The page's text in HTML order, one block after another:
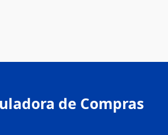
de Compras